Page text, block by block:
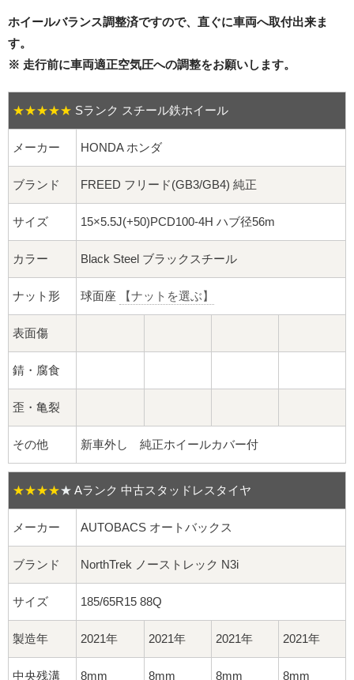
17インチ：夏タイヤホイール
19インチ：夏タイヤホイール
20インチ：夏タイヤホイール
ホイールナット
ショート平面ナット
球面座ナット
ロング球面ナット
ショート球面ナット
貫通ナット
袋ナット
ロング袋ナット
ショート袋ナット
スチール鉄ホイール
持ち込み交換工賃
ホイールバランス調整済ですので、直ぐに車両へ取付出来ま
す。
※ 走行前に車両適正空気圧への調整をお願いします。
★★★★★ Sランク スチール鉄ホイール
メーカー HONDA ホンダ
ブランド FREED フリード(GB3/GB4) 純正
サイズ 15×5.5J(+50)PCD100-4H ハブ径56m
カラー Black Steel ブラックスチール
ナット形 球面座 【ナットを選ぶ】
表面傷
錆・腐食
歪・亀裂
その他 新車外し 純正ホイールカバー付
★★★★★ Aランク 中古スタッドレスタイヤ
メーカー AUTOBACS オートバックス
ブランド NorthTrek ノーストレック N3i
サイズ 185/65R15 88Q
製造年 2021年 2021年 2021年 2021年
中央残溝 8mm 8mm 8mm 8mm